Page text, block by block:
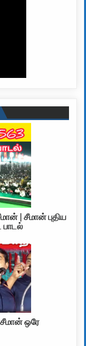
| சீமான் புதிய
பாடல்
ஒரே